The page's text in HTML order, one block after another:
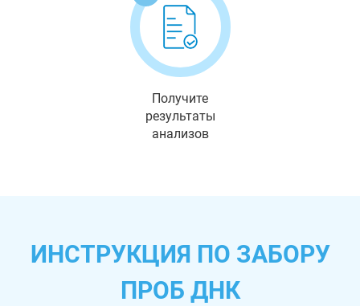
Получите
результаты
анализов
ИНСТРУКЦИЯ ПО ЗАБОРУ
ПРОБ ДНК